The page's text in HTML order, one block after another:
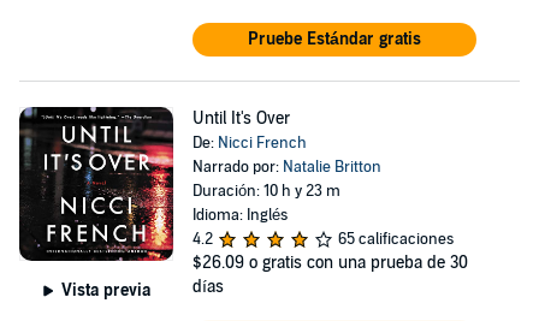
Pruebe Estándar gratis
Vista previa
Until It's Over
De: Nicci French
Narrado por: Natalie Britton
Duración: 10 h y 23 m
Idioma: Inglés
4.2
65 calificaciones
$26.09 o gratis con una prueba de 30
días